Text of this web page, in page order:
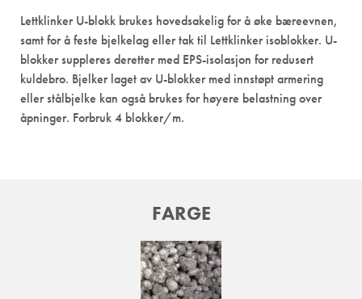
Lettklinker U-blokk brukes hovedsakelig for å øke bæreevnen,
samt for å feste bjelkelag eller tak til Lettklinker isoblokker. U-
blokker suppleres deretter med EPS-isolasjon for redusert
kuldebro. Bjelker laget av U-blokker med innstøpt armering
eller stålbjelke kan også brukes for høyere belastning over
åpninger. Forbruk 4 blokker/m.
FARGE